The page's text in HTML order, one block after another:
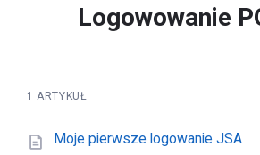
Logowowanie
1 ARTYKUŁ
Moje pierwsze logowanie JSA